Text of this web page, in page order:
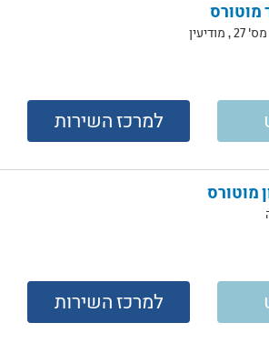
מוטורס
למרכז השירות
מוטורס
למרכז השירות